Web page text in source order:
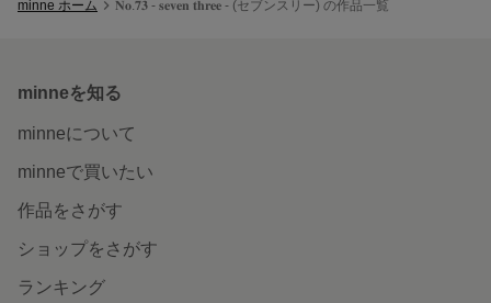
minne ホーム 𝐍𝐨.𝟕𝟑 - 𝐬𝐞𝐯𝐞𝐧 𝐭𝐡𝐫𝐞𝐞 - (セブンスリー) の作品一覧
minneを知る
minneについて
minneで買いたい
作品をさがす
ショップをさがす
ランキング